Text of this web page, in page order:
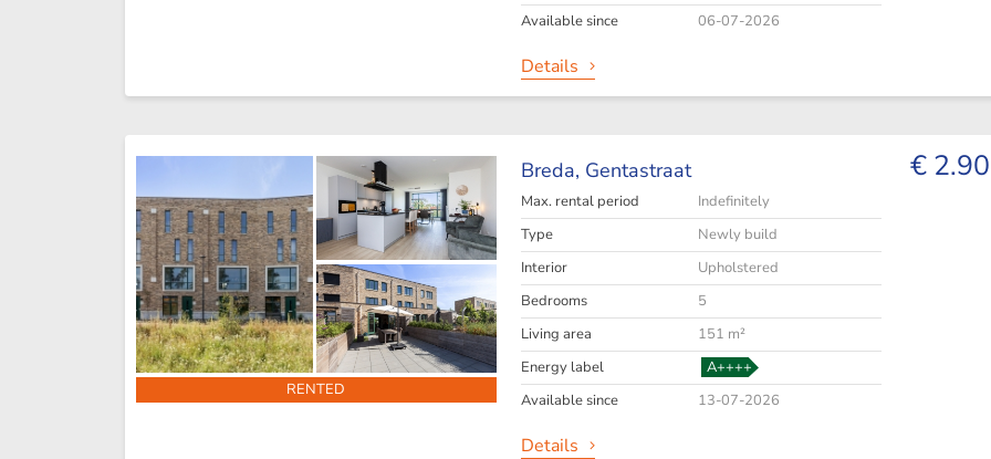
Available since
06-07-2026
Details
€
RENTED
Breda, Gentastraat
Max. rental period
Indefinitely
Type
Newly build
Interior
Upholstered
Bedrooms
5
Living area
151 m²
Energy label
A++++
Available since
13-07-2026
Details